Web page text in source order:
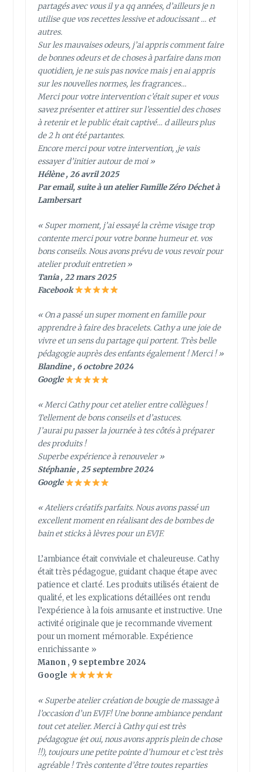
partagés avec vous il y a qq années, d’ailleurs je n
utilise que vos recettes lessive et adoucissant … et
autres.
Sur les mauvaises odeurs, j’ai appris comment faire
de bonnes odeurs et de choses à parfaire dans mon
quotidien, je ne suis pas novice mais j en ai appris
sur les nouvelles normes, les fragrances…
Merci pour votre intervention c’était super et vous
savez présenter et attirer sur l’essentiel des choses
à retenir et le public était captivé… d ailleurs plus
de 2 h ont été partantes.
Encore merci pour votre intervention, ,je vais
essayer d’initier autour de moi »
Hélène , 26 avril 2025
Par email, suite à un atelier Famille Zéro Déchet à
Lambersart
« Super moment, j’ai essayé la crème visage trop
contente merci pour votre bonne humeur et. vos
bons conseils. Nous avons prévu de vous revoir pour
atelier produit entretien »
Tania , 22 mars 2025
Facebook
« On a passé un super moment en famille pour
apprendre à faire des bracelets. Cathy a une joie de
vivre et un sens du partage qui portent. Très belle
pédagogie auprès des enfants également ! Merci ! »
Blandine , 6 octobre 2024
Google
« Merci Cathy pour cet atelier entre collègues !
Tellement de bons conseils et d’astuces.
J’aurai pu passer la journée à tes côtés à préparer
des produits !
Superbe expérience à renouveler »
Stéphanie , 25 septembre 2024
Google
« Ateliers créatifs parfaits. Nous avons passé un
excellent moment en réalisant des de bombes de
bain et sticks à lèvres pour un EVJF.
L’ambiance était conviviale et chaleureuse. Cathy
était très pédagogue, guidant chaque étape avec
patience et clarté. Les produits utilisés étaient de
qualité, et les explications détaillées ont rendu
l’expérience à la fois amusante et instructive. Une
activité originale que je recommande vivement
pour un moment mémorable. Expérience
enrichissante »
Manon , 9 septembre 2024
Google
« Superbe atelier création de bougie de massage à
l’occasion d’un EVJF! Une bonne ambiance pendant
tout cet atelier. Merci à Cathy qui est très
pédagogue (et oui, nous avons appris plein de chose
!!), toujours une petite pointe d’humour et c’est très
agréable ! Très contente d’être toutes reparties